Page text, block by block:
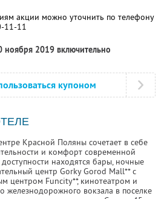
акции можно уточнить по телефону
11-11
ноября 2019 включительно
купоном
Красной Поляны сочетает в себе
и комфорт современной
находятся бары, ночные
центр Gorky Gorod Mall** с
центром Funcity**, кинотеатром и
железнодорожного вокзала в поселке